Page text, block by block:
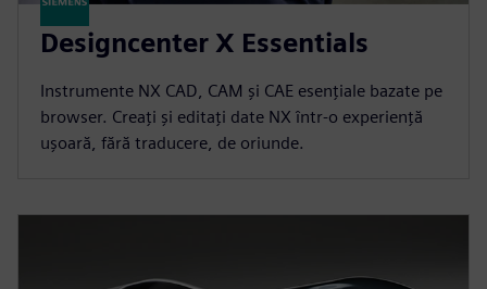
Designcenter X Essentials
Instrumente NX CAD, CAM și CAE esențiale bazate pe
browser. Creați și editați date NX într-o experiență
ușoară, fără traducere, de oriunde.